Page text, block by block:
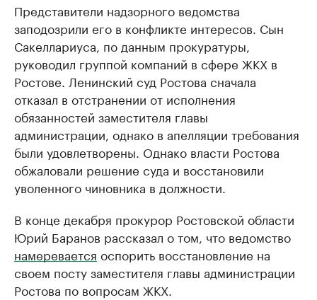
Представители надзорного ведомства
заподозрили его в конфликте интересов. Сын
Сакеллариуса, по данным прокуратуры,
руководил группой компаний в сфере ЖКХ в
Ростове. Ленинский суд Ростова сначала
отказал в отстранении от исполнения
обязанностей заместителя главы
администрации, однако в апелляции требования
были удовлетворены. Однако власти Ростова
обжаловали решение суда и восстановили
уволенного чиновника в должности.
В конце декабря прокурор Ростовской области
Юрий Баранов рассказал о том, что ведомство
намеревается оспорить восстановление на
своем посту заместителя главы администрации
Ростова по вопросам ЖКХ.